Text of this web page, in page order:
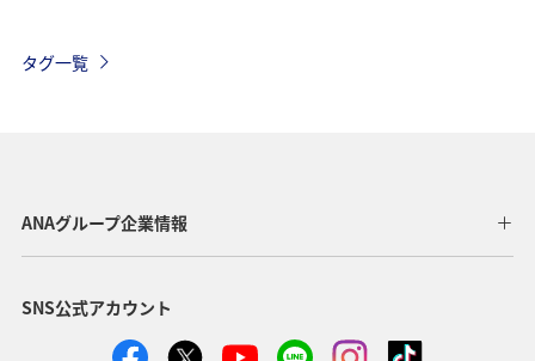
韓国 旅ナカ ヨーロッパ スウェーデン
東アジア 海
タグ一覧
ANAグループ企業情報
SNS公式アカウント